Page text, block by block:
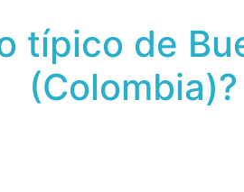
típico de
(Colombia)?